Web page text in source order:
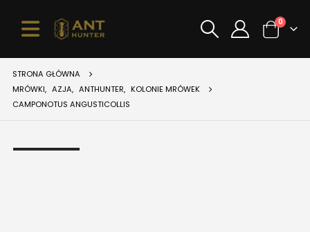
0
STRONA GŁÓWNA
MRÓWKI, AZJA, ANTHUNTER, KOLONIE MRÓWEK
CAMPONOTUS ANGUSTICOLLIS